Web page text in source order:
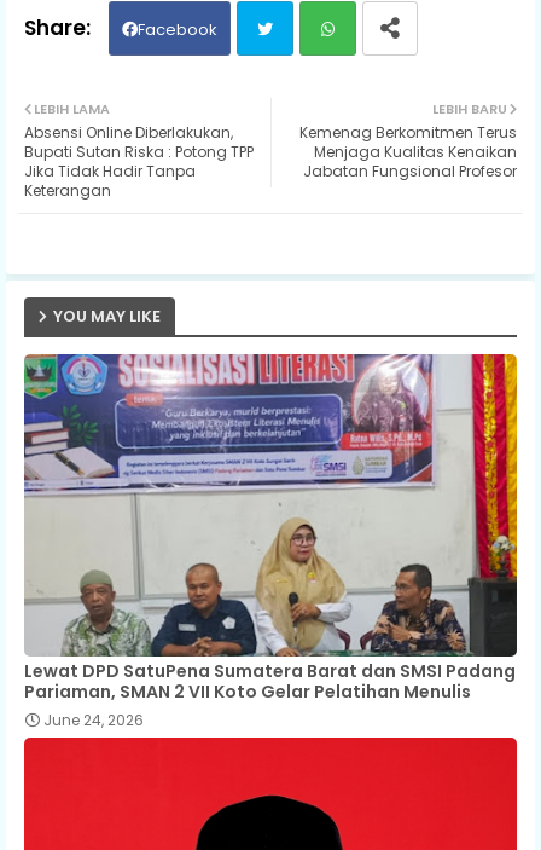
Facebook
ats
LEBIH BARU
Kemenag Berkomitmen Terus
Menjaga Kualitas Kenaikan
Jabatan Fungsional Profesor
LEBIH LAMA
Absensi Online Diberlakukan,
Bupati Sutan Riska : Potong TPP
Jika Tidak Hadir Tanpa
Keterangan
YOU MAY LIKE
Lewat DPD SatuPena Sumatera Barat dan SMSI Padang
Pariaman, SMAN 2 VII Koto Gelar Pelatihan Menulis
June 24, 2026